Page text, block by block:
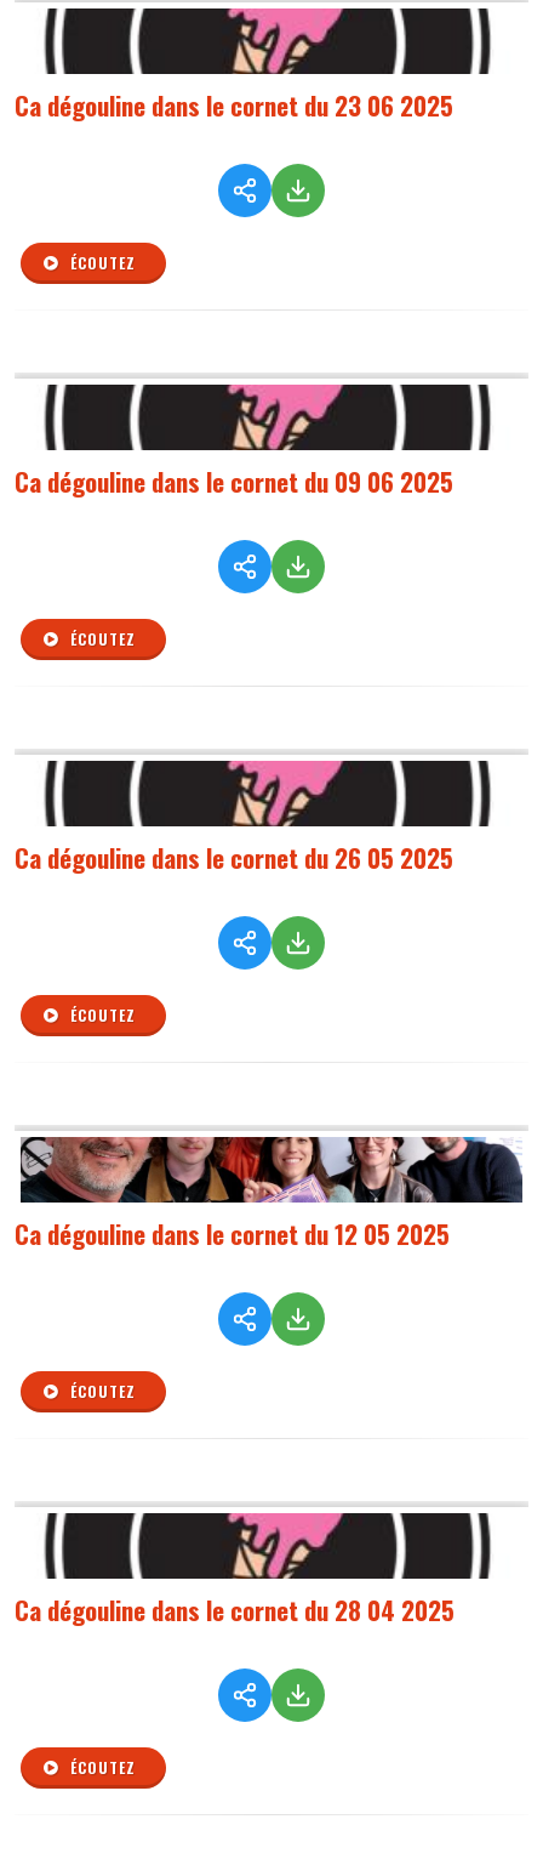
Ca dégouline dans le cornet du 23 06 2025
ÉCOUTEZ
Ca dégouline dans le cornet du 09 06 2025
ÉCOUTEZ
Ca dégouline dans le cornet du 26 05 2025
ÉCOUTEZ
Ca dégouline dans le cornet du 12 05 2025
ÉCOUTEZ
Ca dégouline dans le cornet du 28 04 2025
ÉCOUTEZ